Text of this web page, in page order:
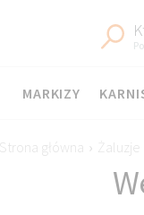
MARKIZY
Strona główna › Żaluzje